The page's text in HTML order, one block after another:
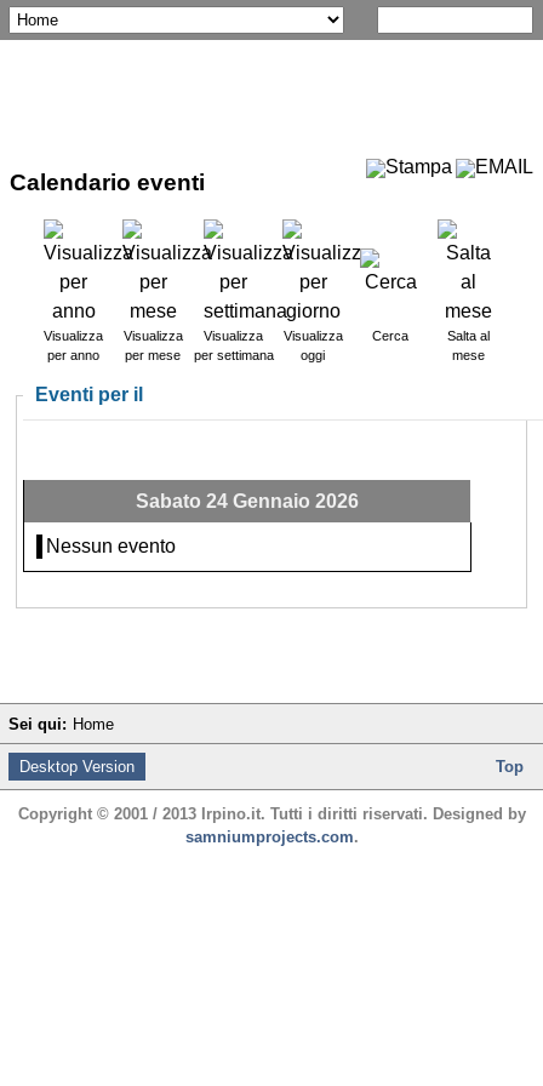
Calendario eventi
Visualizza
per anno
Visualizza
per mese
Visualizza
per settimana
Visualizza
oggi
Cerca
Salta al
mese
Eventi per il
Sabato 24 Gennaio 2026
Nessun evento
Sei qui: Home
Desktop Version Top
Copyright © 2001 / 2013 Irpino.it. Tutti i diritti riservati. Designed by
samniumprojects.com.